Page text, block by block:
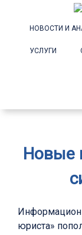
НОВОСТИ И
УСЛУГИ
Новые
юриста»